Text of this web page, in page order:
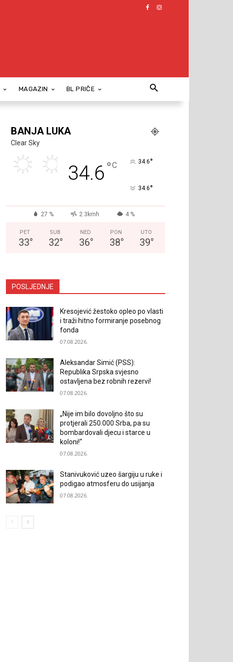
MAGAZIN BL PRIČE
BANJA LUKA
Clear Sky
34.6°C 34.6°
34.6°
27 % 2.3kmh 4 %
PET
33°
SUB
32°
NED
36°
PON
38°
UTO
39°
POSLJEDNJE
Kresojević žestoko opleo po vlasti
i traži hitno formiranje posebnog
fonda
07.08.2026.
Aleksandar Simić (PSS):
Republika Srpska svjesno
ostavljena bez robnih rezervi!
07.08.2026.
„Nije im bilo dovoljno što su
protjerali 250.000 Srba, pa su
bombardovali djecu i starce u
koloni!“
07.08.2026.
Stanivuković uzeo šargiju u ruke i
podigao atmosferu do usijanja
07.08.2026.